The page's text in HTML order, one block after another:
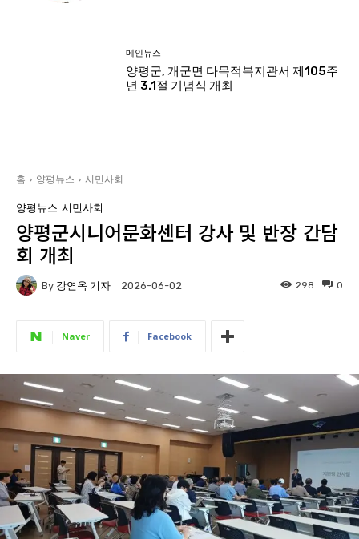
메인뉴스
양평군, 개군면 다목적복지관서 제105주
년 3.1절 기념식 개최